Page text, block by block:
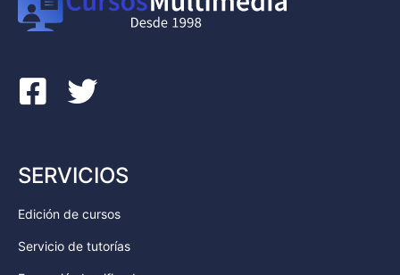
SERVICIOS
Edición de cursos
Servicio de tutorías